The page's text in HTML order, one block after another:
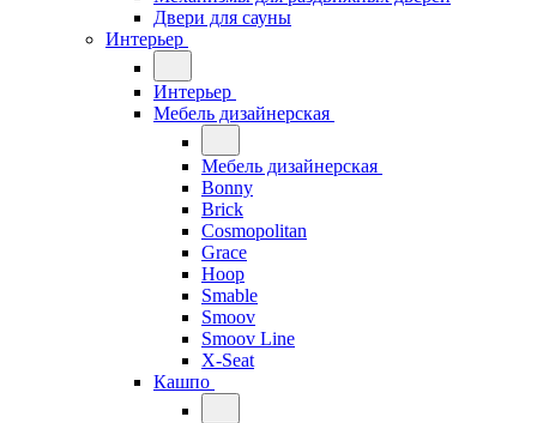
Двери для сауны
Интерьер
Интерьер
Мебель дизайнерская
Мебель дизайнерская
Bonny
Brick
Cosmopolitan
Grace
Hoop
Smable
Smoov
Smoov Line
X-Seat
Кашпо